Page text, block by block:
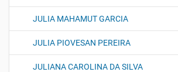
JULIA MAHAMUT GARCIA
JULIA PIOVESAN PEREIRA
JULIANA CAROLINA DA SILVA